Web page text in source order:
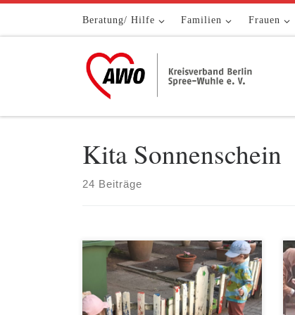
Zum Inhalt springenBeratung/ Hilfe Familien Frauen
Kita Sonnenschein
24 Beiträge
An drei Samstagen Ende Mai und im
Juni jeweils von 10 bis 14 Uhr
fanden in der Kita Sonnenschein
Garteneinsätze mit den Eltern und